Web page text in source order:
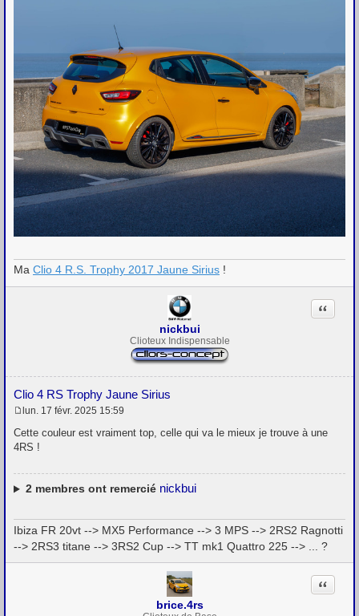
Ma Clio 4 R.S. Trophy 2017 Jaune Sirius !
nickbui
Clioteux Indispensable
Clio 4 RS Trophy Jaune Sirius
Citation
e
s
s
g
e
lun. 17 févr. 2025 15:59
Cette couleur est vraiment top, celle qui va le mieux je trouve à une
4RS !
2membres ont remercié nickbui
Ibiza FR 20vt --> MX5 Performance --> 3 MPS --> 2RS2 Ragnotti
--> 2RS3 titane --> 3RS2 Cup --> TT mk1 Quattro 225 --> ... ?
brice.4rs
Citation